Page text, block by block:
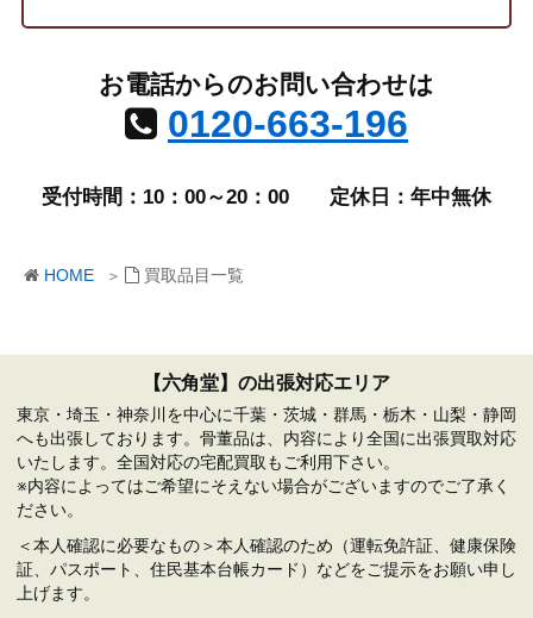
HOME 買取品目一覧
お電話からのお問い合わせは
0120-663-196
受付時間：10：00～20：00 定休日：年中無休
【六角堂】の出張対応エリア
東京・埼玉・神奈川を中心に千葉・茨城・群馬・栃木・山梨・静岡
へも出張しております。骨董品は、内容により全国に出張買取対応
いたします。全国対応の宅配買取もご利用下さい。
※内容によってはご希望にそえない場合がございますのでご了承く
ださい。
＜本人確認に必要なもの＞本人確認のため（運転免許証、健康保険
証、パスポート、住民基本台帳カード）などをご提示をお願い申し
上げます。